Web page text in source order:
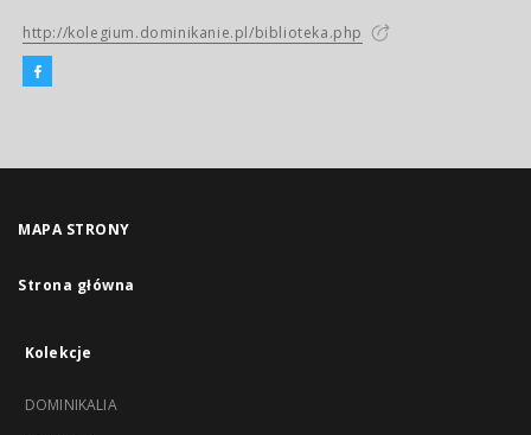
http://kolegium.dominikanie.pl/biblioteka.php
MAPA STRONY
Strona główna
Kolekcje
DOMINIKALIA